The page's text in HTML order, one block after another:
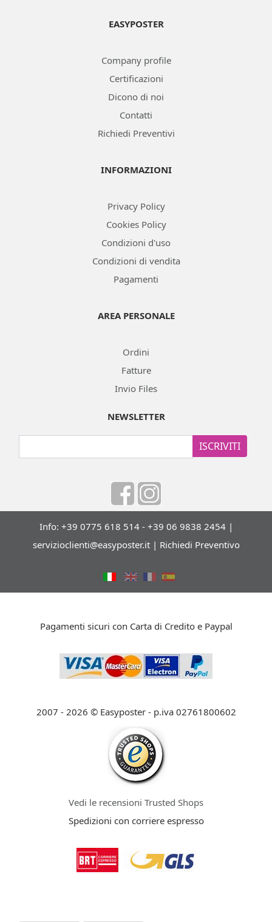
EASYPOSTER
Company profile
Certificazioni
Dicono di noi
Contatti
Richiedi Preventivi
INFORMAZIONI
Privacy Policy
Cookies Policy
Condizioni d'uso
Condizioni di vendita
Pagamenti
AREA PERSONALE
Ordini
Fatture
Invio Files
NEWSLETTER
ISCRIVITI
Info: +39 0775 618 514 - +39 06 9838 2454 |
servizioclienti@easyposter.it| Richiedi Preventivo
Pagamenti sicuri con Carta di Credito e Paypal
2007 - 2026 © Easyposter - p.iva 02761800602
Vedi le recensioni Trusted Shops
Spedizioni con corriere espresso